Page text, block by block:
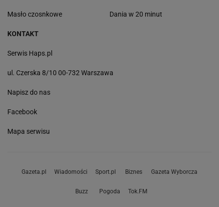
Masło czosnkowe Dania w 20 minut
KONTAKT
Serwis Haps.pl
ul. Czerska 8/10 00-732 Warszawa
Napisz do nas
Facebook
Mapa serwisu
Gazeta.pl Wiadomości Sport.pl Biznes Gazeta Wyborcza
Buzz Pogoda Tok.FM